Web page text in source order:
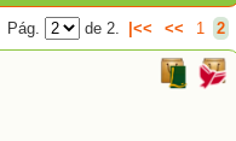
Pág. de 2. |<< << 1 2